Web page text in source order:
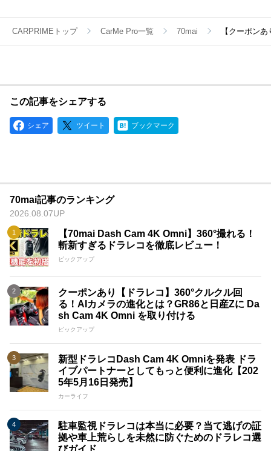
CARPRIMEトップ CarMe Pro一覧 70mai 【クーポン
この記事をシェアする
シェア ツイート ブックマーク
70mai記事のランキング
2026.08.07UP
【70mai Dash Cam 4K Omni】360°撮れる！
斬新すぎるドラレコを徹底レビュー！
ピックアップ
クーポンあり【ドラレコ】360°クルクル回
る！AIカメラの進化とは？GR86と日産Zに Da
sh Cam 4K Omni を取り付ける
ピックアップ
新型ドラレコDash Cam 4K Omniを発表 ドラ
イブパートナーとしてもっと便利に進化【202
5年5月16日発売】
カーライフ
駐車監視ドラレコは本当に必要？当て逃げの証
拠や車上荒らしを未然に防ぐためのドラレコ選
びガイド